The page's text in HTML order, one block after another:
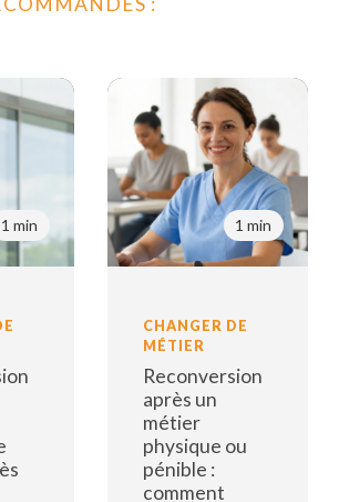
1 min 1 min
CHANGER DE
MÉTIER
Reconversion
après un
métier
physique ou
pénible :
comment